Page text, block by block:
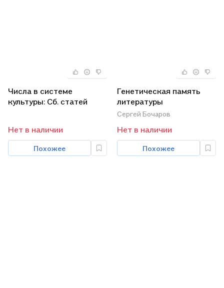
Числа в системе
культуры: Сб. статей
Нет в наличии
Похожее
Генетическая память
литературы
Сергей Бочаров
Нет в наличии
Похожее